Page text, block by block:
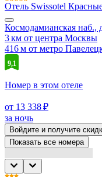
Отель Swissotel
Космодамианская наб.,
3 км от центра Москвы
416 м от метро
9,1
Номер в этом отеле
от 13 338 ₽
за ночь
Войдите и получите
Показать все номера